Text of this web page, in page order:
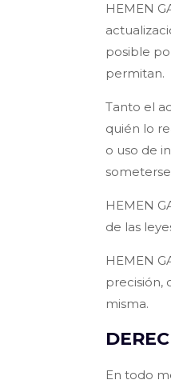
HEMEN
posible
permitan.
Tanto el
quién lo
o uso de
HEMEN
de las
HEMEN
precisión,
misma.
En todo